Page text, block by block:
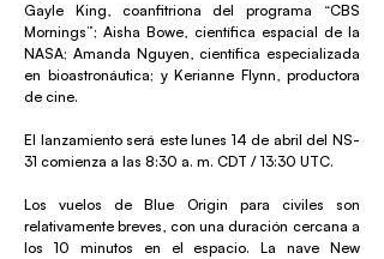
Gayle King, coanfitriona del programa “CBS
Mornings”; Aisha Bowe, científica espacial de la
NASA; Amanda Nguyen, científica especializada
en bioastronáutica; y Kerianne Flynn, productora
de cine.
El lanzamiento será este lunes 14 de abril del NS-
31 comienza a las 8:30 a. m. CDT / 13:30 UTC.
Los vuelos de Blue Origin para civiles son
relativamente breves, con una duración cercana a
los 10 minutos en el espacio. La nave New